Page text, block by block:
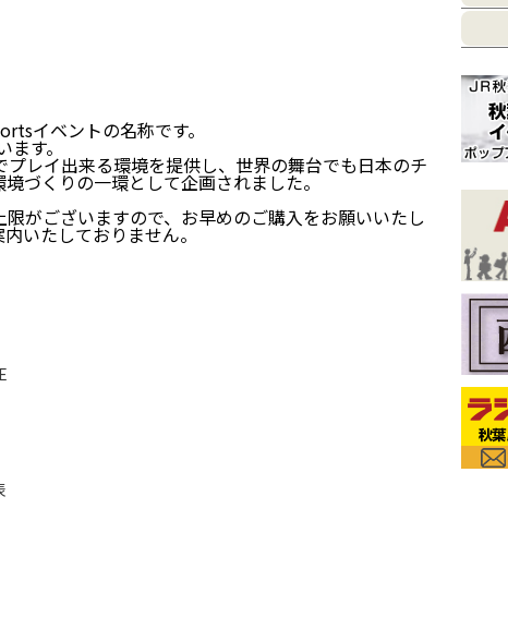
イベントの名称です。
す。
レイ出来る環境を提供し、世界の舞台でも日本のチ
づくりの一環として企画されました。
がございますので、お早めのご購入をお願いいたし
いたしておりません。